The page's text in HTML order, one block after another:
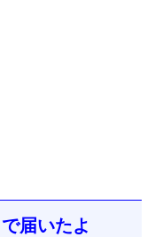
届いたよ